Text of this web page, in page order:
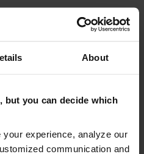
About
but you can decide which
experience, analyze our
communication and